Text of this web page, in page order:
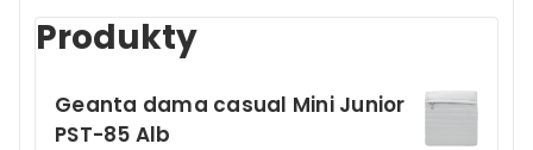
Produkty
Geanta dama casual Mini Junior
PST-85 Alb